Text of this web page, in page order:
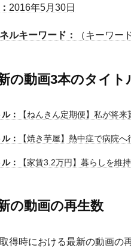
2016年5月30日
ルキーワード： （キーワー
の動画3本のタイト
： 【ねんきん定期便】私が将
： 【焼き芋屋】熱中症で病院
： 【家賃3.2万円】暮らしを維
の動画の再生数
得時における最新の動画の